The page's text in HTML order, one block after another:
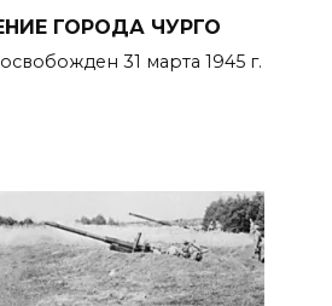
ГОРОДА ЧУРГО
31 марта 1945 г.